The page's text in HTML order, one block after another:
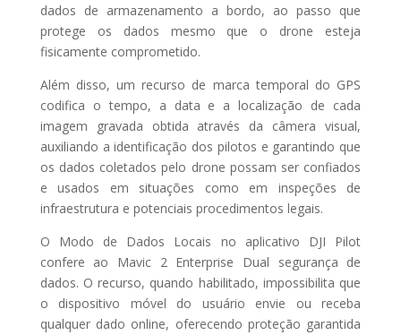
dados de armazenamento a bordo, ao passo que
protege os dados mesmo que o drone esteja
fisicamente comprometido.
Além disso, um recurso de marca temporal do GPS
codifica o tempo, a data e a localização de cada
imagem gravada obtida através da câmera visual,
auxiliando a identificação dos pilotos e garantindo que
os dados coletados pelo drone possam ser confiados
e usados em situações como em inspeções de
infraestrutura e potenciais procedimentos legais.
O Modo de Dados Locais no aplicativo DJI Pilot
confere ao Mavic 2 Enterprise Dual segurança de
dados. O recurso, quando habilitado, impossibilita que
o dispositivo móvel do usuário envie ou receba
qualquer dado online, oferecendo proteção garantida